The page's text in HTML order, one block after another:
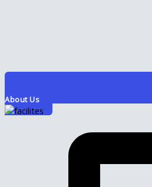
About Us